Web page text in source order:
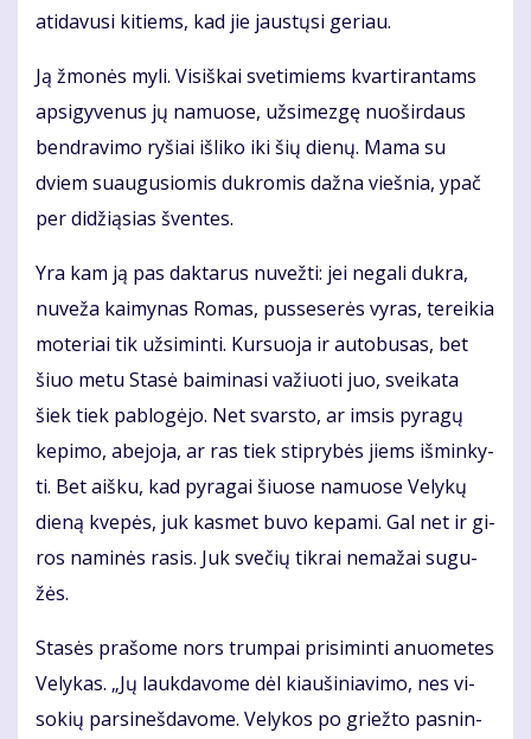
ati­da­vu­si ki­tiems, kad jie jaus­tų­si ge­riau.
Ją žmo­nės my­li. Vi­siš­kai sve­ti­miems kvar­ti­ran­tams
ap­si­gy­ve­nus jų na­muo­se, už­si­mez­gę nuo­šir­daus
ben­dra­vi­mo ry­šiai iš­li­ko iki šių die­nų. Ma­ma su
dviem su­au­gu­sio­mis duk­ro­mis daž­na vieš­nia, ypač
per di­dži­ą­sias šven­tes.
Yra kam ją pas dak­ta­rus nu­vež­ti: jei ne­ga­li duk­ra,
nu­ve­ža kai­my­nas Ro­mas, pus­se­se­rės vy­ras, te­rei­kia
mo­te­riai tik už­si­min­ti. Kur­suo­ja ir au­to­bu­sas, bet
šiuo me­tu Sta­sė bai­mi­na­si va­žiuo­ti juo, svei­ka­ta
šiek tiek pa­blo­gė­jo. Net svars­to, ar im­sis py­ra­gų
ke­pi­mo, abe­jo­ja, ar ras tiek stip­ry­bės jiems iš­min­ky­
ti. Bet aiš­ku, kad py­ra­gai šiuo­se na­muo­se Ve­ly­kų
die­ną kve­pės, juk kas­met bu­vo ke­pa­mi. Gal net ir gi­
ros na­mi­nės ra­sis. Juk sve­čių tik­rai ne­ma­žai su­gu­
žės.
Sta­sės pra­šo­me nors trum­pai pri­si­min­ti anuo­me­tes
Ve­ly­kas. „Jų lauk­da­vo­me dėl kiau­ši­nia­vi­mo, nes vi­
so­kių par­si­neš­da­vo­me. Ve­ly­kos po griež­to pas­nin­